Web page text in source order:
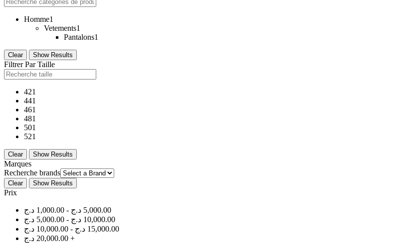
Homme1
Vetements1
Pantalons1
Clear Show Results
Filtrer Par Taille
421
441
461
481
501
521
Clear Show Results
Marques
Recherche brands
Clear Show Results
Prix
1,000.00 د.ج - 5,000.00 د.ج
5,000.00 د.ج - 10,000.00 د.ج
10,000.00 د.ج - 15,000.00 د.ج
20,000.00 د.ج +